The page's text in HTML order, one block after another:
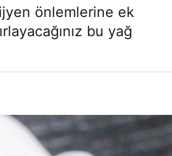
önlemlerine ek
bu yağ